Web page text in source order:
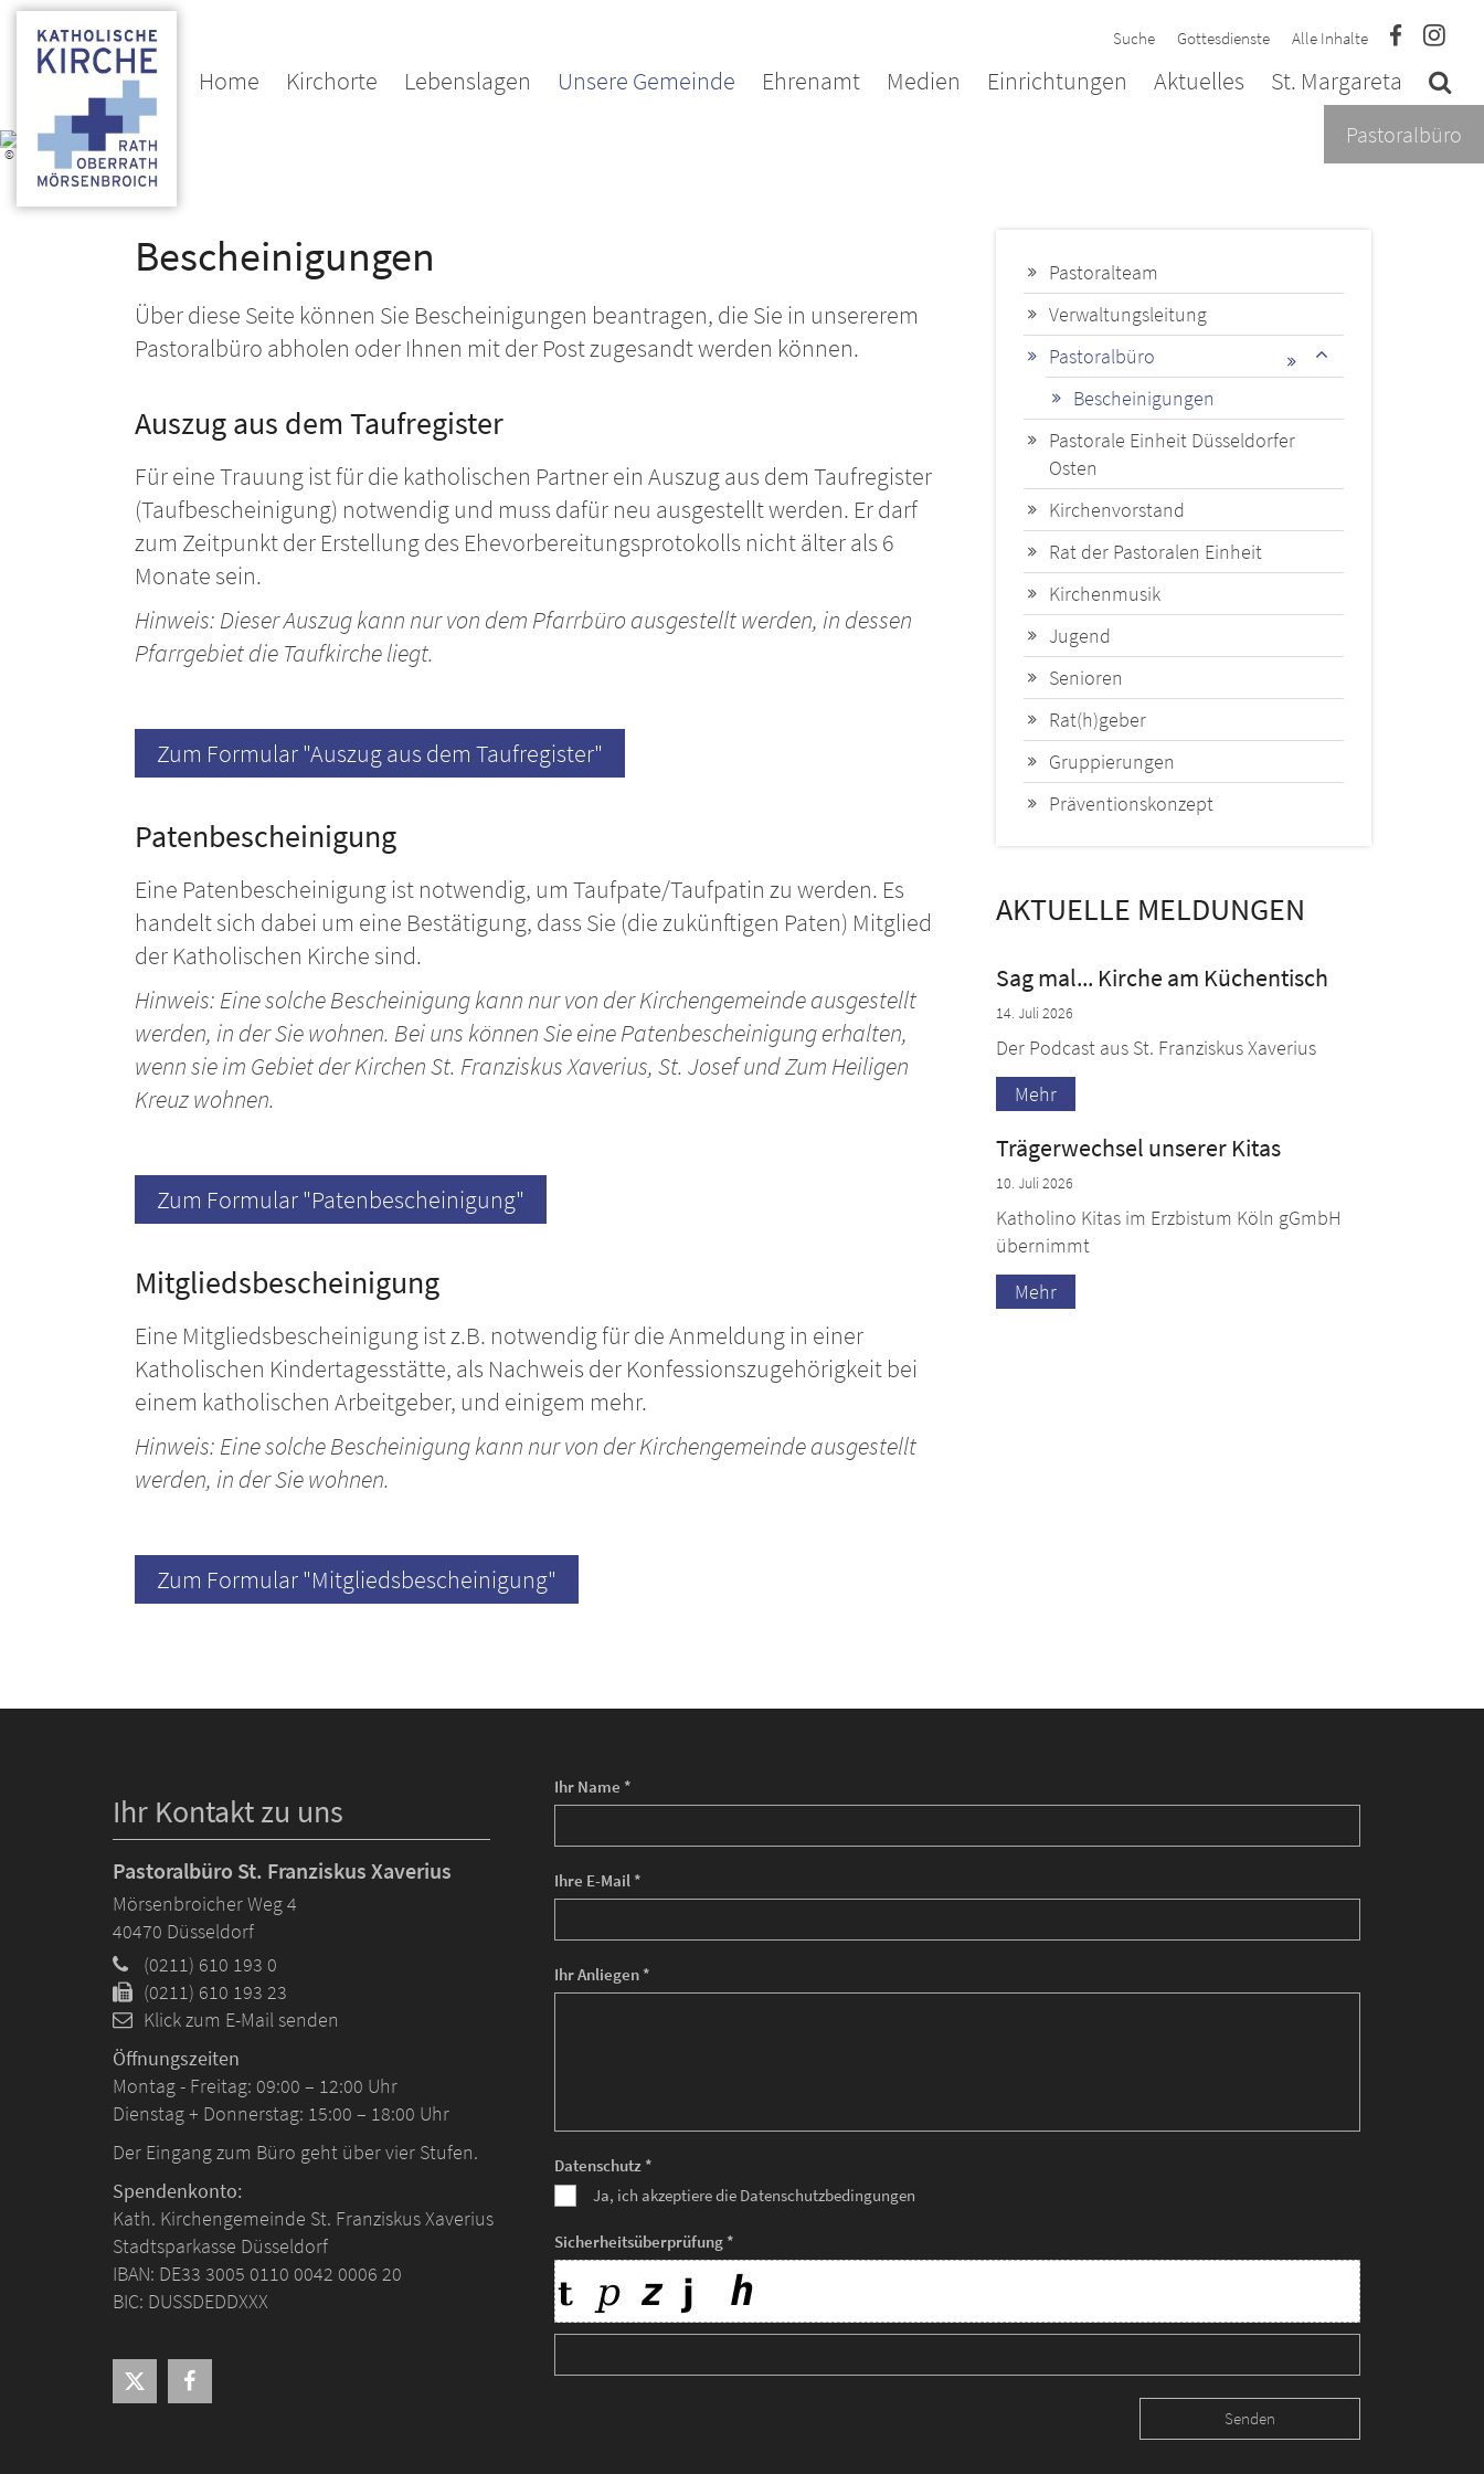
Suche Gottesdienste Alle Inhalte
Home Kirchorte Lebenslagen Unsere Gemeinde Ehrenamt Medien Einrichtungen Aktuelles St. Margareta
© D. Korten
Pastoralbüro
Bescheinigungen
Über diese Seite können Sie Bescheinigungen beantragen, die Sie in unsererem
Pastoralbüro abholen oder Ihnen mit der Post zugesandt werden können.
Auszug aus dem Taufregister
Für eine Trauung ist für die katholischen Partner ein Auszug aus dem Taufregister
(Taufbescheinigung) notwendig und muss dafür neu ausgestellt werden. Er darf
zum Zeitpunkt der Erstellung des Ehevorbereitungsprotokolls nicht älter als 6
Monate sein.
Hinweis: Dieser Auszug kann nur von dem Pfarrbüro ausgestellt werden, in dessen
Pfarrgebiet die Taufkirche liegt.
Zum Formular "Auszug aus dem Taufregister"
Patenbescheinigung
Eine Patenbescheinigung ist notwendig, um Taufpate/Taufpatin zu werden. Es
handelt sich dabei um eine Bestätigung, dass Sie (die zukünftigen Paten) Mitglied
der Katholischen Kirche sind.
Hinweis: Eine solche Bescheinigung kann nur von der Kirchengemeinde ausgestellt
werden, in der Sie wohnen. Bei uns können Sie eine Patenbescheinigung erhalten,
wenn sie im Gebiet der Kirchen St. Franziskus Xaverius, St. Josef und Zum Heiligen
Kreuz wohnen.
Zum Formular "Patenbescheinigung"
Mitgliedsbescheinigung
Eine Mitgliedsbescheinigung ist z.B. notwendig für die Anmeldung in einer
Katholischen Kindertagesstätte, als Nachweis der Konfessionszugehörigkeit bei
einem katholischen Arbeitgeber, und einigem mehr.
Hinweis: Eine solche Bescheinigung kann nur von der Kirchengemeinde ausgestellt
werden, in der Sie wohnen.
Zum Formular "Mitgliedsbescheinigung"
Pastoralteam
Verwaltungsleitung
Pastoralbüro
Bescheinigungen
Pastorale Einheit Düsseldorfer
Osten
Kirchenvorstand
Rat der Pastoralen Einheit
Kirchenmusik
Jugend
Senioren
Rat(h)geber
Gruppierungen
Präventionskonzept
AKTUELLE MELDUNGEN
Sag mal... Kirche am Küchentisch
14. Juli 2026
Der Podcast aus St. Franziskus Xaverius
Mehr
Trägerwechsel unserer Kitas
10. Juli 2026
Katholino Kitas im Erzbistum Köln gGmbH
übernimmt
Mehr
Ihr Name *
Ihre E-Mail *
Ihr Anliegen *
Datenschutz *
Ja, ich akzeptiere die Datenschutzbedingungen
Sicherheitsüberprüfung *
Ihr Kontakt zu uns
Pastoralbüro St. Franziskus Xaverius
Mörsenbroicher Weg 4
40470 Düsseldorf
(0211) 610 193 0
(0211) 610 193 23
Klick zum E-Mail senden
Öffnungszeiten
Montag - Freitag: 09:00 – 12:00 Uhr
Dienstag + Donnerstag: 15:00 – 18:00 Uhr
Der Eingang zum Büro geht über vier Stufen.
Spendenkonto:
Kath. Kirchengemeinde St. Franziskus Xaverius
Stadtsparkasse Düsseldorf
IBAN: DE33 3005 0110 0042 0006 20
BIC: DUSSDEDDXXX